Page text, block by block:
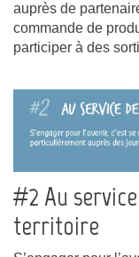
auprès de
commande de
participer à des
#2 Au
territoire